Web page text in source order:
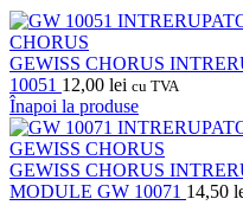
GEWISS CHORUS
10051 12,00 lei cu TVA
Înapoi la produse
GEWISS CHORUS
MODULE GW 10071 14,50